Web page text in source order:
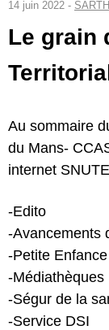
14 juin 2022 -
Le grain
Au sommaire
du Mans-
internet
-Edito
-Avancements
-Petite Enfance
-Médiathèques
-Ségur de la
-Service DSI